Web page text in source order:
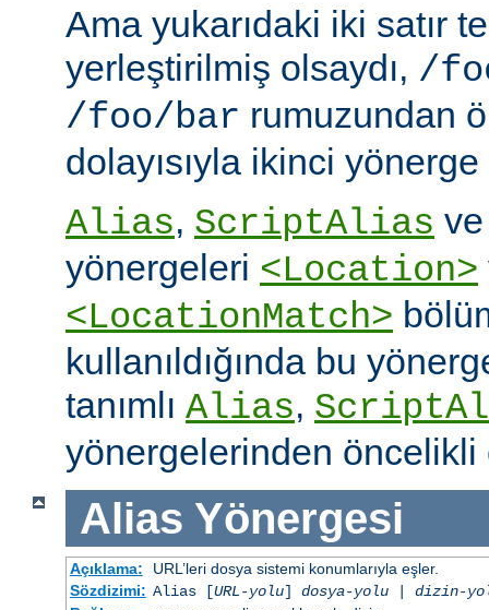
Ama yukarıdaki iki satır
yerleştirilmiş olsaydı, /
/foo/bar rumuzundan
dolayısıyla ikinci yönerge
Alias, ScriptAlias
yönergeleri <Location>
<LocationMatch>
kullanıldığında bu
tanımlı Alias,
yönergelerinden öncelikli
Alias Yönergesi
Açıklama:
URL’leri dosya sistemi konumlarıyla eşler.
Sözdizimi: Alias [URL-yolu] dosya-yolu| dizin-